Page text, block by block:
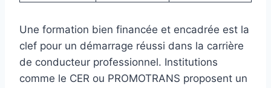
Une formation bien financée et encadrée est la
clef pour un démarrage réussi dans la carrière
de conducteur professionnel. Institutions
comme le CER ou PROMOTRANS proposent un